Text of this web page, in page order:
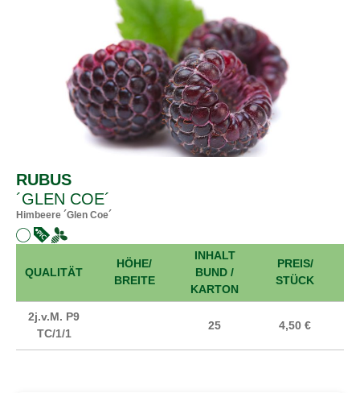
RUBUS
´GLEN COE´
Himbeere ´Glen Coe´
QUALITÄT
HÖHE/
BREITE
INHALT
BUND /
KARTON
PREIS/
STÜCK
2j.v.M. P9
TC/1/1
25 4,50 €